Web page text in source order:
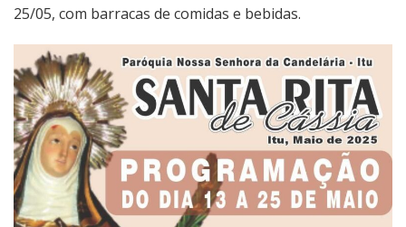
25/05, com barracas de comidas e bebidas.